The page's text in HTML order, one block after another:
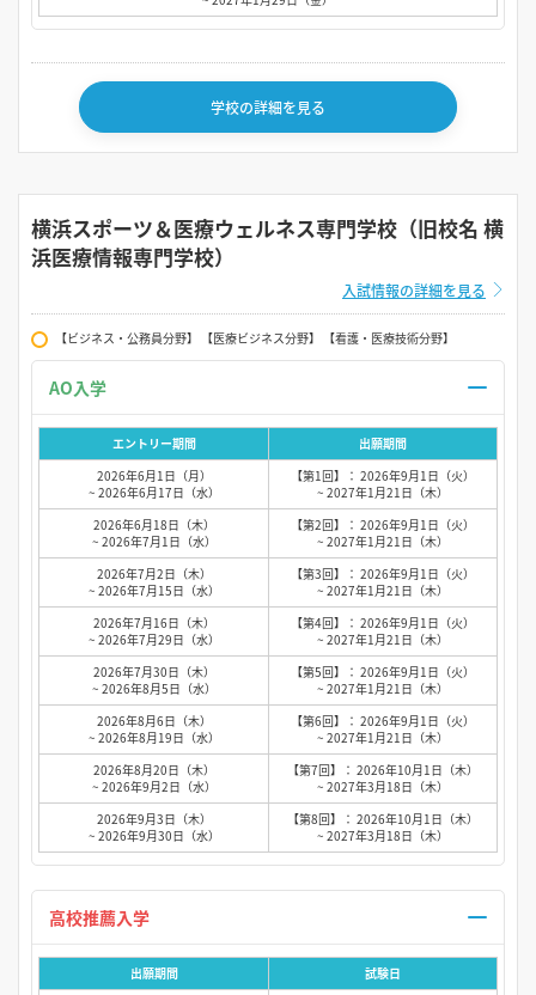
学校の詳細を見る
横浜スポーツ＆医療ウェルネス専門学校（旧校名 横
浜医療情報専門学校）
入試情報の詳細を見る
【ビジネス・公務員分野】 【医療ビジネス分野】 【看護・医療技術分野】
エントリー期間
出願期間
2026年6月1日（月）
~ 2026年6月17日（水）
【第1回】： 2026年9月1日（火）
~ 2027年1月21日（木）
2026年6月18日（木）
~ 2026年7月1日（水）
【第2回】： 2026年9月1日（火）
~ 2027年1月21日（木）
2026年7月2日（木）
~ 2026年7月15日（水）
【第3回】： 2026年9月1日（火）
~ 2027年1月21日（木）
2026年7月16日（木）
~ 2026年7月29日（水）
【第4回】： 2026年9月1日（火）
~ 2027年1月21日（木）
2026年7月30日（木）
~ 2026年8月5日（水）
【第5回】： 2026年9月1日（火）
~ 2027年1月21日（木）
2026年8月6日（木）
~ 2026年8月19日（水）
【第6回】： 2026年9月1日（火）
~ 2027年1月21日（木）
2026年8月20日（木）
~ 2026年9月2日（水）
【第7回】： 2026年10月1日（木）
~ 2027年3月18日（木）
2026年9月3日（木）
~ 2026年9月30日（水）
【第8回】： 2026年10月1日（木）
~ 2027年3月18日（木）
出願期間 試験日